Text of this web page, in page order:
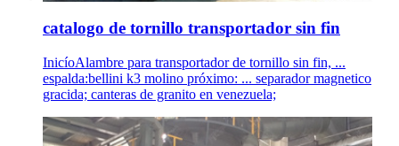
catalogo de tornillo transportador sin fin
InicíoAlambre para transportador de tornillo sin fin, ...
espalda:bellini k3 molino próximo: ... separador magnetico
gracida; canteras de granito en venezuela;